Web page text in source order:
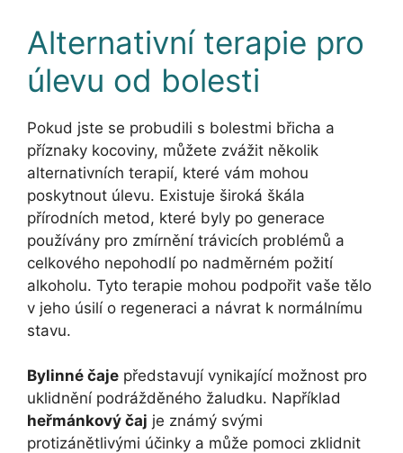
Alternativní terapie pro
úlevu od bolesti
Pokud jste se probudili s bolestmi břicha a
příznaky kocoviny, můžete zvážit několik
alternativních terapií, které vám mohou
poskytnout úlevu. Existuje široká škála
přírodních metod, které byly po generace
používány pro zmírnění trávicích problémů a
celkového nepohodlí po nadměrném požití
alkoholu. Tyto terapie mohou podpořit vaše tělo
v jeho úsilí o regeneraci a návrat k normálnímu
stavu.
Bylinné čaje představují vynikající možnost pro
uklidnění podrážděného žaludku. Například
heřmánkový čaj je známý svými
protizánětlivými účinky a může pomoci zklidnit